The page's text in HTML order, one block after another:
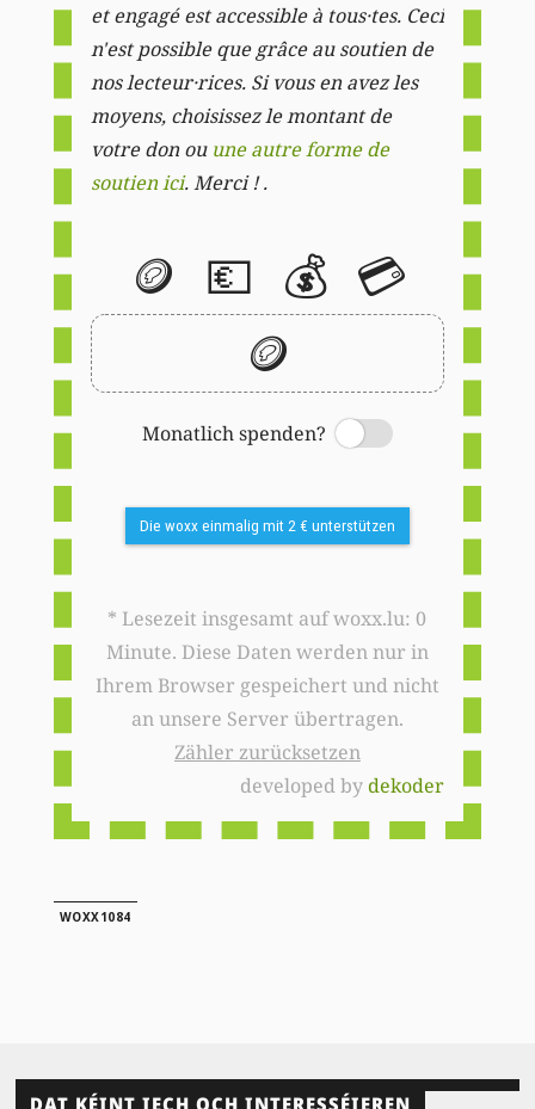
et engagé est accessible à tous·tes. Ceci
n'est possible que grâce au soutien de
nos lecteur·rices. Si vous en avez les
moyens, choisissez le montant de
votre don ou une autre forme de
soutien ici. Merci ! .
🪙 💶 💰 💳
🪙
Monatlich spenden?
Switch
Die woxx einmalig mit 2 € unterstützen
* Lesezeit insgesamt auf woxx.lu: 0
Minute. Diese Daten werden nur in
Ihrem Browser gespeichert und nicht
an unsere Server übertragen.
Zähler zurücksetzen
developed bydekoder
WOXX1084